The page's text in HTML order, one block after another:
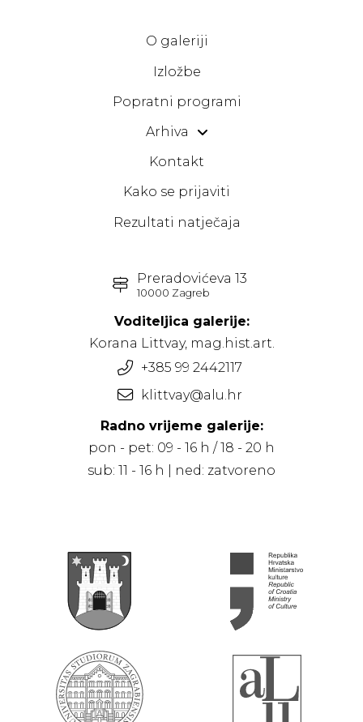
O galeriji
Izložbe
Popratni programi
Arhiva
Kontakt
Kako se prijaviti
Rezultati natječaja
Preradovićeva 13
10000 Zagreb
Voditeljica galerije:
Korana Littvay, mag.hist.art.
+385 99 2442117
klittvay@alu.hr
Radno vrijeme galerije:
pon - pet: 09 - 16 h / 18 - 20 h
sub: 11 - 16 h | ned: zatvoreno